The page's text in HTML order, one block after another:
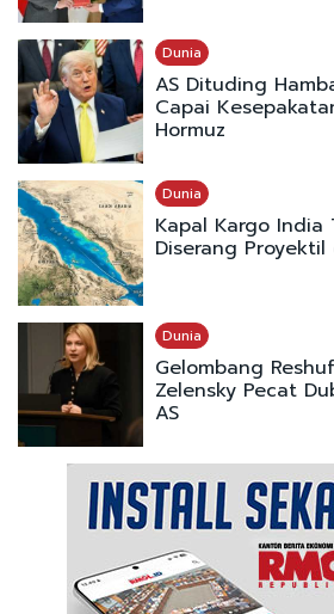
Dunia
AS Dituding
Capai
Hormuz
Dunia
Kapal Kargo India
Diserang
Dunia
Gelombang
Zelensky Pecat
AS